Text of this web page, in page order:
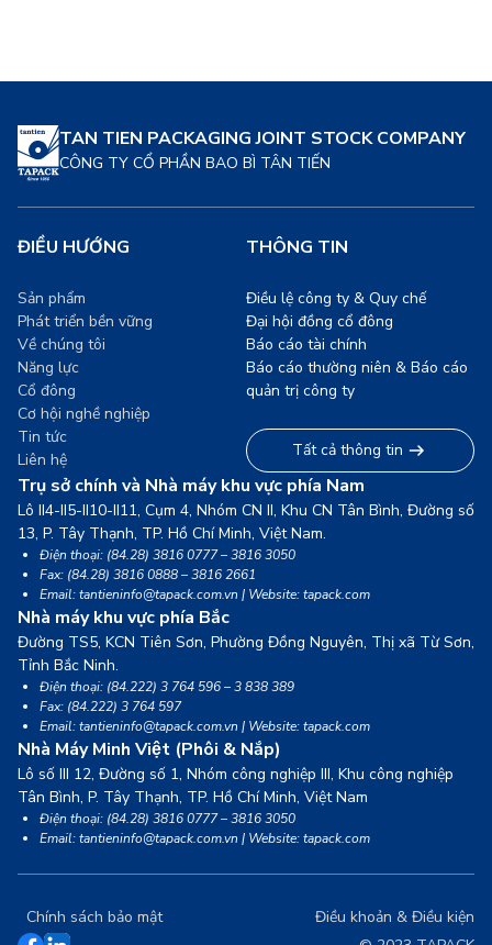
TAN TIEN PACKAGING JOINT STOCK COMPANY
CÔNG TY CỔ PHẦN BAO BÌ TÂN TIẾN
Trụ sở chính và Nhà máy khu vực phía Nam
Lô II4-II5-II10-II11, Cụm 4, Nhóm CN II, Khu CN Tân Bình, Đường số
13, P. Tây Thạnh, TP. Hồ Chí Minh, Việt Nam.
Điện thoại: (84.28) 3816 0777 – 3816 3050
Fax: (84.28) 3816 0888 – 3816 2661
Email: tantieninfo@tapack.com.vn | Website: tapack.com
Nhà máy khu vực phía Bắc
Đường TS5, KCN Tiên Sơn, Phường Đồng Nguyên, Thị xã Từ Sơn,
Tỉnh Bắc Ninh.
Điện thoại: (84.222) 3 764 596 – 3 838 389
Fax: (84.222) 3 764 597
Email: tantieninfo@tapack.com.vn | Website: tapack.com
Nhà Máy Minh Việt (Phôi & Nắp)
Lô số III 12, Đường số 1, Nhóm công nghiệp III, Khu công nghiệp
Tân Bình, P. Tây Thạnh, TP. Hồ Chí Minh, Việt Nam
Điện thoại: (84.28) 3816 0777 – 3816 3050
Email: tantieninfo@tapack.com.vn | Website: tapack.com
ĐIỀU HƯỚNG
Sản phẩm
Phát triển bền vững
Về chúng tôi
Năng lực
Cổ đông
Cơ hội nghề nghiệp
Tin tức
Liên hệ
THÔNG TIN
Điều lệ công ty & Quy chế
Đại hội đồng cổ đông
Báo cáo tài chính
Báo cáo thường niên & Báo cáo
quản trị công ty
Tất cả thông tin
Chính sách bảo mật Điều khoản & Điều kiện